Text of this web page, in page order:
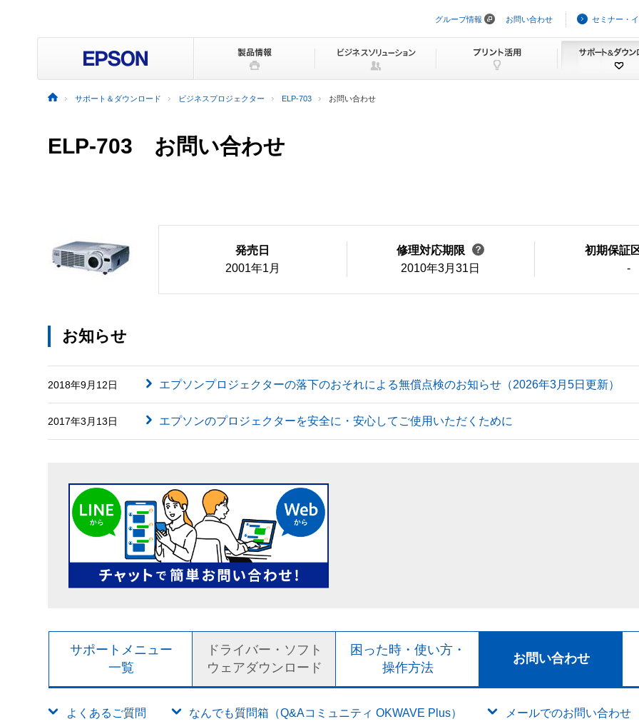
ビ
ョ
グループ情報 お問い合わせ セミナー・
サポート＆ダウンロード ビジネスプロジェクター ELP-703 お問い合わせ
ELP-703 お問い合わせ
発売日
2001年1月
修理対応期限
2010年3月31日
初期保証
-
お知らせ
2018年9月12日 エプソンプロジェクターの落下のおそれによる無償点検のお知らせ（2026年3月5日更新）
2017年3月13日 エプソンのプロジェクターを安全に・安心してご使用いただくために
サポートメニュー
一覧
ドライバー・ソフト
ウェアダウンロード
困った時・使い方・
操作方法
お問い合わせ
よくあるご質問 なんでも質問箱（Q&Aコミュニティ OKWAVE Plus） メールでのお問い合わせ